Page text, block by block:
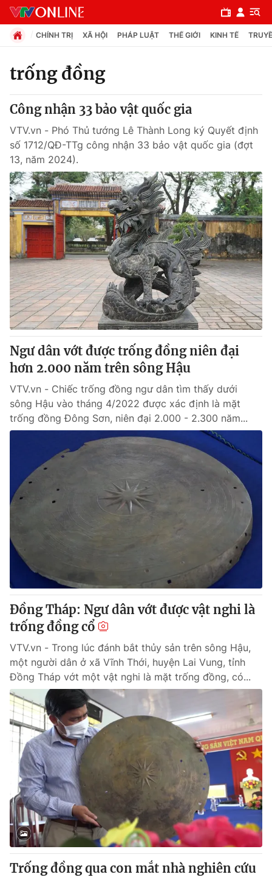
Chuyên mục
Xã hội
Pháp luật
Y tế
Thế giới
Tin tức
Thế giới đó đây
Câu chuyện quốc tế
Kinh tế
Tài chính
Thị trường
Góc doanh nghiệp
Dữ liệu và đời sống
Truyền hình
Phim VTV
Hậu trường
Khán giả
Giải sao mai
Giải trí
Điện ảnh
Sao
Du lịch
Làm đẹp
Chất lượng cuộc sống
Giáo dục
Tuyển sinh
Học trực tuyến
Công nghệ
Hitech Công nghệ tương lai
Sản phẩm
Thị trường
Tư vấn
Giao lưu trực tuyến
Lịch phát sóng
Chuyên mục khác
Emagazine Podcast
Photo Infographic
Video Shorts video
VTV Money VTV Thể thao
VTV Sức khoẻ Bất động sản
Thị trường 24h Tấm lòng Việt
VTV4 Vươn mình bằng AI
CHÍNH TRỊ XÃ HỘI PHÁP LUẬT THẾ GIỚI KINH TẾ
trống đồng
Công nhận 33 bảo vật quốc gia
VTV.vn - Phó Thủ tướng Lê Thành Long ký Quyết định
số 1712/QĐ-TTg công nhận 33 bảo vật quốc gia (đợt
13, năm 2024).
Ngư dân vớt được trống đồng niên đại
hơn 2.000 năm trên sông Hậu
VTV.vn - Chiếc trống đồng ngư dân tìm thấy dưới
sông Hậu vào tháng 4/2022 được xác định là mặt
trống đồng Đông Sơn, niên đại 2.000 - 2.300 năm...
Đồng Tháp: Ngư dân vớt được vật nghi là
trống đồng cổ
VTV.vn - Trong lúc đánh bắt thủy sản trên sông Hậu,
một người dân ở xã Vĩnh Thới, huyện Lai Vung, tỉnh
Đồng Tháp vớt một vật nghi là mặt trống đồng, có...
Trống đồng qua con mắt nhà nghiên cứu